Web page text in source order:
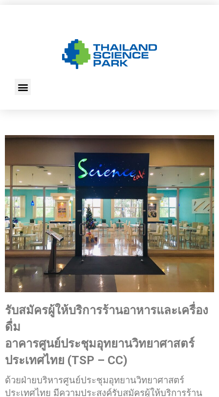
รับสมัครผู้ให้บริการร้านอาหารและเครื่อง
ดื่ม
อาคารศูนย์ประชุมอุทยานวิทยาศาสตร์
ประเทศไทย (TSP – CC)
ด้วยฝ่ายบริหารศูนย์ประชุมอุทยานวิทยาศาสตร์
ประเทศไทย มีความประสงค์รับสมัครผู้ให้บริการร้าน